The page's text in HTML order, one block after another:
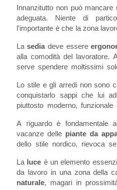
Innanzitutto non può mancare
adeguata. Niente di
l’importante è che la zona
ma con una divisione.
concentrazione durante il
ampia, dove poter appoggiare
ed altro materiale.
La sedia deve essere
alla comodità del lavoratore.
serve spendere moltissimi
cui un piccolo investimento
a rendere il suo soggiorno
Lo stile e gli arredi non sono
conquistarlo sappi che lui
piuttosto moderno,
Un’abitazione minimal, che
non caos.
A riguardo è fondamentale
vacanze delle piante da
dello stile nordico, rievoca
grande manutenzione come le
di aloe. Il nomade digitale
ambiente più naturale e
La luce è un elemento
da lavoro in una zona della
naturale, magari in